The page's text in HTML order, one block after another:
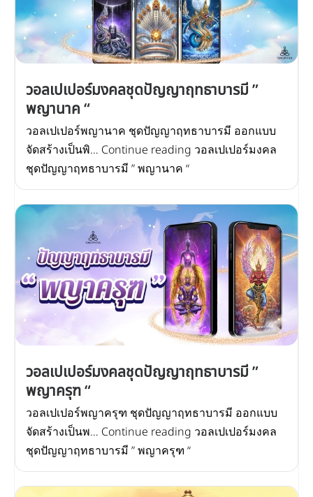
วอลเปเปอร์มงคลชุดปัญญาฤทธาบารมี ”
พญานาค “
วอลเปเปอร์พญานาค ชุดปัญญาฤทธาบารมี ออกแบบ
จัดสร้างเป็นพิ… Continue reading วอลเปเปอร์มงคล
ชุดปัญญาฤทธาบารมี ” พญานาค “
วอลเปเปอร์มงคลชุดปัญญาฤทธาบารมี ”
พญาครุฑ “
วอลเปเปอร์พญาครุฑ ชุดปัญญาฤทธาบารมี ออกแบบ
จัดสร้างเป็นพ… Continue reading วอลเปเปอร์มงคล
ชุดปัญญาฤทธาบารมี ” พญาครุฑ “